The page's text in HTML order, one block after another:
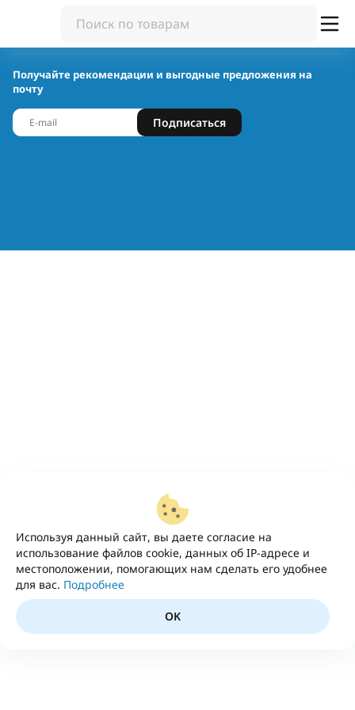
Используя данный сайт, вы даете согласие на
использование файлов cookie, данных об IP-адресе и
местоположении, помогающих нам сделать его удобнее
для вас. Подробнее
OK
Получайте рекомендации и выгодные предложения на
почту
Подписаться